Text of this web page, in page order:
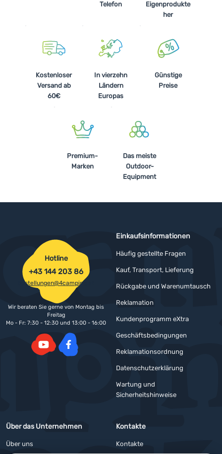
Telefon
Eigenprodukte
her
Kostenloser
Versand ab
60€
In vierzehn
Ländern
Europas
Günstige
Preise
Premium-
Marken
Das meiste
Outdoor-
Equipment
Einkaufsinformationen
Häufig gestellte Fragen
Kauf, Transport, Lieferung
Rückgabe und Warenumtausch
Reklamation
Kundenprogramm eXtra
Geschäftsbedingungen
Reklamationsordnung
Datenschutzerklärung
Wartung und
Sicherheitshinweise
Über das Unternehmen
Über uns
Kontakte
Kontakte
Hotline
+43 144 203 86
bestellungen@4camping.at
Wir beraten Sie gerne von Montag bis
Freitag
Mo - Fr: 7:30 - 12:30 und 13:00 - 16:00